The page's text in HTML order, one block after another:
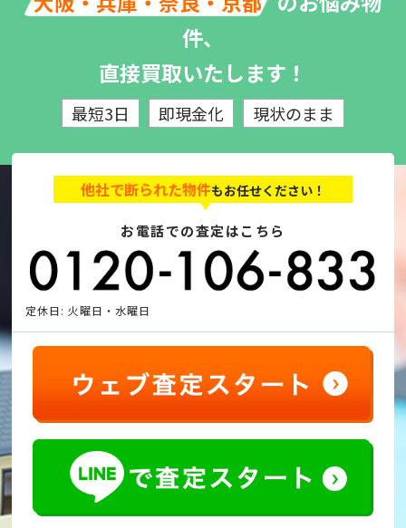
件、
直接買取いたします！
最短3日 即現金化 現状のまま
他社で断られた物件もお任せください！
お電話での査定はこちら
定休日: 火曜日・水曜日